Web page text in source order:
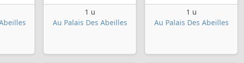
1 u
Au Palais Des Abeilles
1 u
Au Palais Des Abeilles